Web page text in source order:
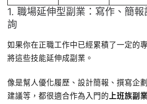
1. 職場延伸型副業：寫作、簡
詢
如果你在正職工作中已經累積了一定的
將這些技能延伸成副業。
像是幫人優化履歷、設計簡報、撰寫企
建議等，都很適合作為入門的上班族副業